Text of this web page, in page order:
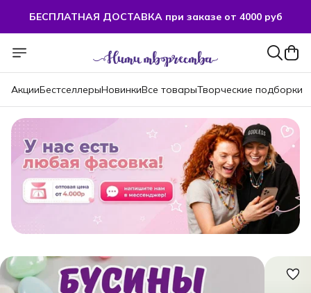
БЕСПЛАТНАЯ ДОСТАВКА при заказе от 4000 руб
АкцииБестселлерыНовинкиВсе товарыТворческие подборки